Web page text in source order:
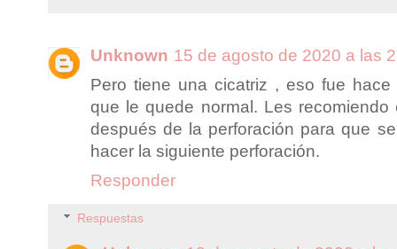
Unknown 15 de agosto de 2020 a las
Pero tiene una cicatriz , eso fue
que le quede normal. Les
después de la perforación para que
hacer la siguiente perforación.
Responder
Respuestas